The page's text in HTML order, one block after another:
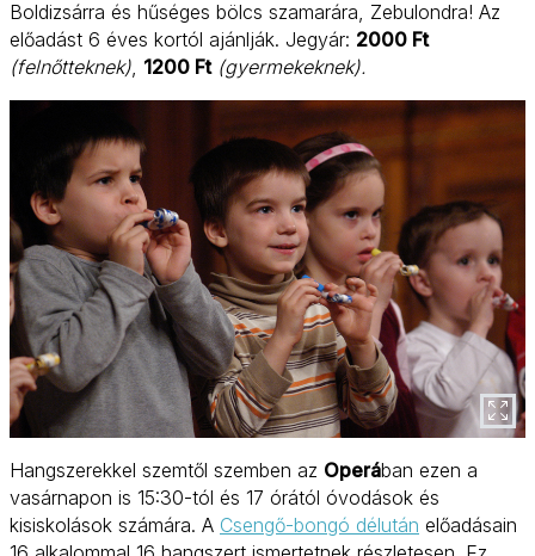
Boldizsárra és hűséges bölcs szamarára, Zebulondra! Az
előadást 6 éves kortól ajánlják. Jegyár: 2000 Ft
(felnőtteknek) 1200 Ft (gyermekeknek).
Hangszerekkel szemtől szemben az Operában ezen a
vasárnapon is 15:30-tól és 17 órától óvodások és
kisiskolások számára. A Csengő-bongó délután előadásain